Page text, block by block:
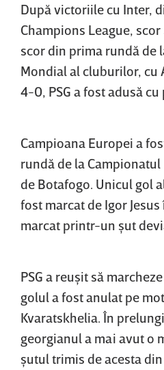
După victoriile cu Inter,
Champions League,
scor din prima rundă de
Mondial al cluburilor, cu
4-0, PSG a fost adusă
Campioana Europei a
rundă de la
de Botafogo. Unicul gol
fost marcat de Igor
marcat printr-un şut
PSG a reuşit să
golul a fost anulat pe
Kvaratskhelia. În
georgianul a mai avut o
şutul trimis de acesta